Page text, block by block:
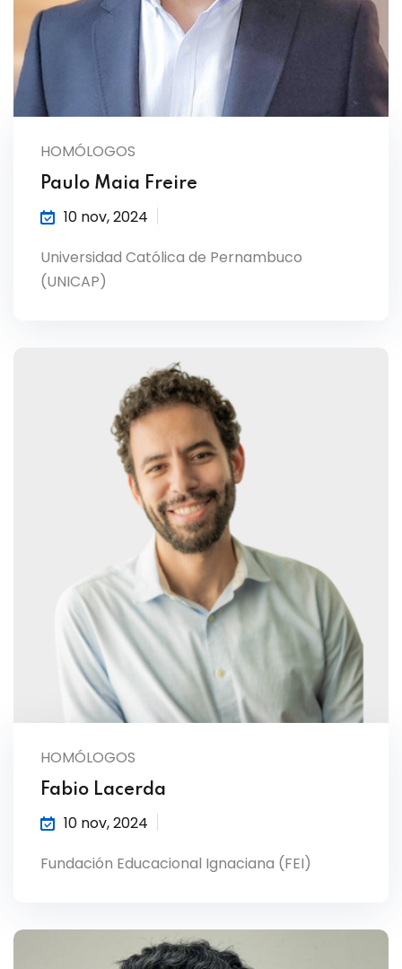
HOMÓLOGOS
Paulo Maia Freire
10 nov, 2024
Universidad Católica de Pernambuco
(UNICAP)
HOMÓLOGOS
Fabio Lacerda
10 nov, 2024
Fundación Educacional Ignaciana (FEI)